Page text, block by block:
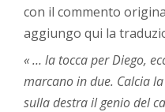
con il commento
aggiungo qui la
« … la tocca per Diego,
marcano in due. Calcia
sulla destra il genio del